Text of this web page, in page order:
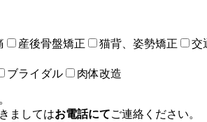
産後骨盤矯正 猫背、姿勢矯正
交
ブライダル 肉体改造
ましてはお電話にてご連絡ください。